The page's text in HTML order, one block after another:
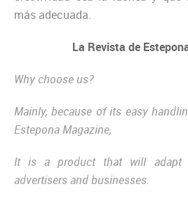
más adecuada.
La Revista de
Why choose us?
Mainly, because of its easy
Estepona Magazine,
It is a product that will
advertisers and businesses.